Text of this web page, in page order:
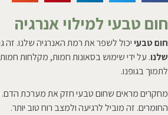
חום טבעי למילוי אנרגיה
חום טבעי יכול לשפר את רמת האנרגיה שלנו. זה
שלנו. על ידי שימוש בסאונות חמות, מקלחות חמות
לתמוך בגופנו.
מחקרים מראים שחום טבעי חזק את מערכת הדם.
החומרים. זה מוביל לרגיעה ולמצב רוח טוב יותר.